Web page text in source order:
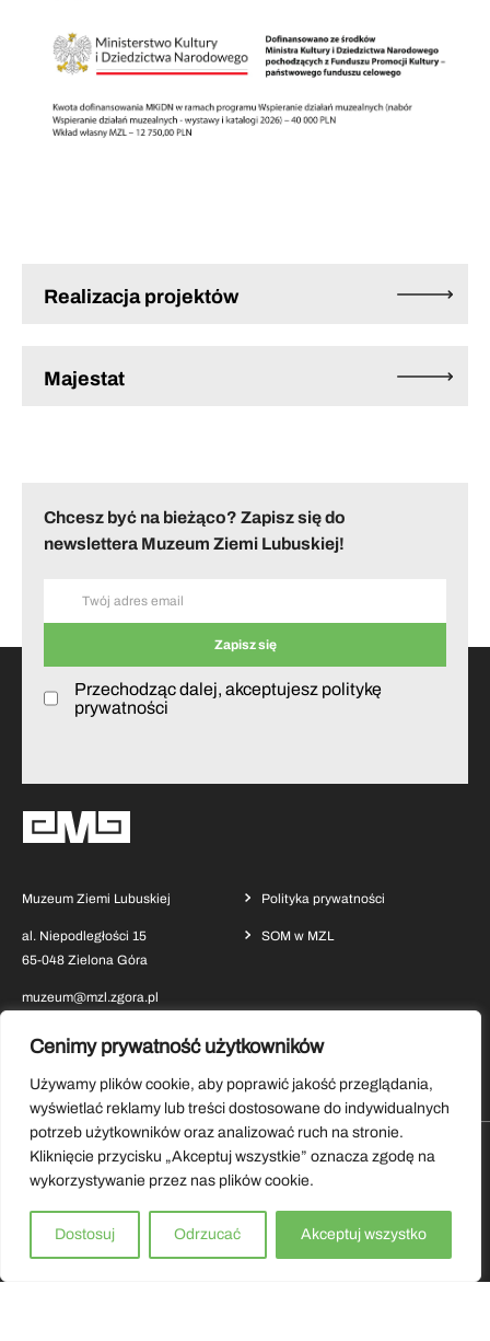
Cenimy prywatność użytkowników
Używamy plików cookie, aby poprawić jakość przeglądania,
wyświetlać reklamy lub treści dostosowane do indywidualnych
potrzeb użytkowników oraz analizować ruch na stronie.
Kliknięcie przycisku „Akceptuj wszystkie” oznacza zgodę na
wykorzystywanie przez nas plików cookie.
Dostosuj Odrzucać Akceptuj wszystko
Realizacja projektów
Majestat
Chcesz być na bieżąco? Zapisz się do
newslettera Muzeum Ziemi Lubuskiej!
Przechodząc dalej, akceptujesz politykę
prywatności
Muzeum Ziemi Lubuskiej
al. Niepodległości 15
65-048 Zielona Góra
muzeum@mzl.zgora.pl
Polityka prywatności
SOM w MZL
Wszystkie prawa zastrzeżone.
Pobierz aplikację Muzeum Ziemi Lubuskiej